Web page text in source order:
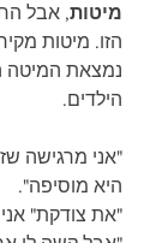
מיטות, אבל
הזו. מיטות
נמצאת המיטה
הילדים.
"אני מרגישה
היא מוסיפה".
"את צודקת"